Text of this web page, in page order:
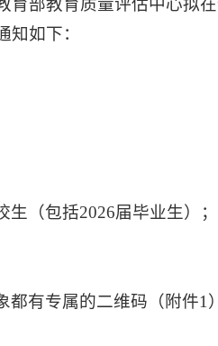
部教育质量评估中心拟
如下：
（包括2026届毕业生）
有专属的二维码（附件1